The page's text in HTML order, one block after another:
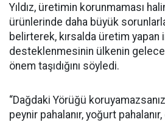
Yıldız, üretimin korunmaması
ürünlerinde daha büyük
belirterek, kırsalda üretim yapan
desteklenmesinin ülkenin
önem taşıdığını söyledi.
“Dağdaki Yörüğü
peynir pahalanır, yoğurt pahalanır,